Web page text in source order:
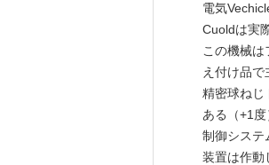
電気
Cuoldは実
この機械
え付け品で
精密球ねじ
ある（+1度
制御システ
装置は作動